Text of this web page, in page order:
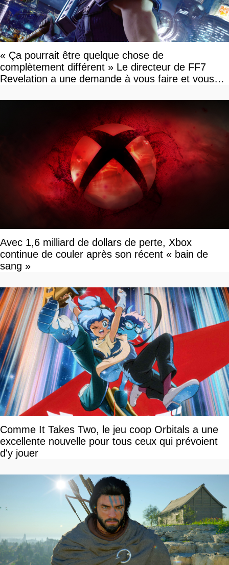
« Ça pourrait être quelque chose de
complètement différent » Le directeur de FF7
Revelation a une demande à vous faire et vous
Avec 1,6 milliard de dollars de perte, Xbox
continue de couler après son récent « bain de
sang »
Comme It Takes Two, le jeu coop Orbitals a une
excellente nouvelle pour tous ceux qui prévoient
d'y jouer